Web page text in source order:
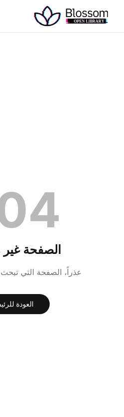
الصفحة
عذراً، الصفحة التي
العودة